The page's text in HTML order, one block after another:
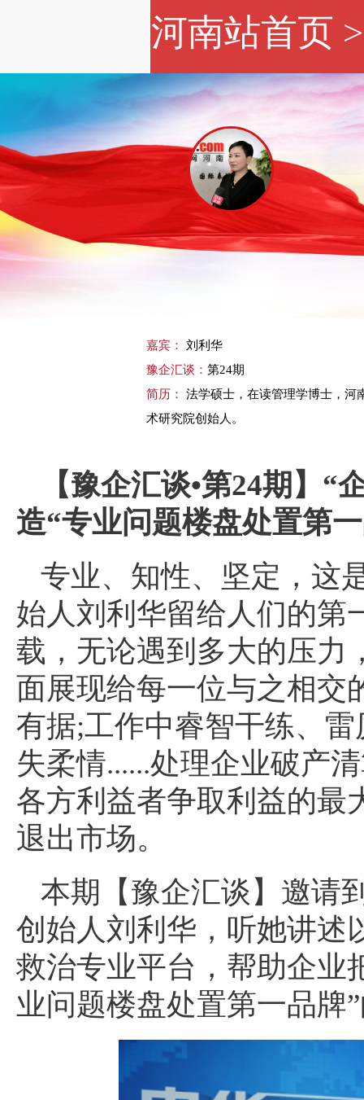
河南站首页
嘉宾：
刘利华
豫企汇谈： 第24期
简历：
法学硕士，在读管理学博士，河
术研究院创始人。
【豫企汇谈•第24期】
造“专业问题楼盘处置第
专业、知性、坚定，这
始人刘利华留给人们的第
载，无论遇到多大的压力
面展现给每一位与之相交
有据;工作中睿智干练、
失柔情......处理企业破产
各方利益者争取利益的最
退出市场。
本期【豫企汇谈】邀请
创始人刘利华，听她讲述
救治专业平台，帮助企业
业问题楼盘处置第一品牌